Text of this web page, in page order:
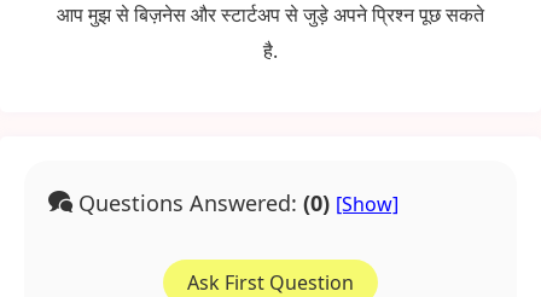
आप मुझ से बिज़नेस और स्टार्टअप से जुड़े अपने प्रिश्न पूछ सकते
है.
Questions Answered: (0)
Ask First Question